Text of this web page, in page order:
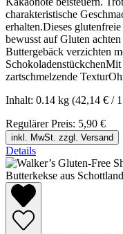
charakteristische
erhalten.Dieses
bewusst auf Gluten
Buttergebäck verzichten
zartschmelzende
Inhalt: 0.14 kg (42,14 € /
Regulärer Preis: 5,90 €
inkl. MwSt. zzgl. Versand
Details